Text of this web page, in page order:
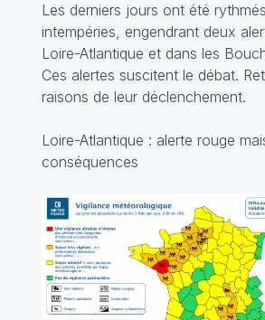
Les derniers jours ont été
intempéries, engendrant deux
Loire-Atlantique et dans les
Ces alertes suscitent le débat.
raisons de leur déclenchement.
Loire-Atlantique : alerte rouge
conséquences